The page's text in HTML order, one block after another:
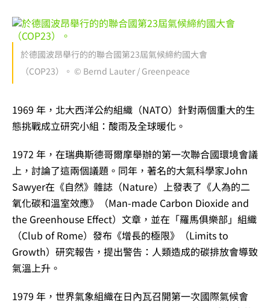
於德國波昂舉行的的聯合國第23屆氣候締約國大會
（COP23）。 © Bernd Lauter / Greenpeace
1969 年，北大西洋公約組織（NATO）針對兩個重大的生
態挑戰成立研究小組：酸雨及全球暖化。
1972 年，在瑞典斯德哥爾摩舉辦的第一次聯合國環境會議
上，討論了這兩個議題。同年，著名的大氣科學家John
Sawyer在《自然》雜誌（Nature）上發表了《人為的二
氧化碳和溫室效應》（Man-made Carbon Dioxide and
the Greenhouse Effect）文章，並在「羅馬俱樂部」組織
（Club of Rome）發布《增長的極限》（Limits to
Growth）研究報告，提出警告：人類造成的碳排放會導致
氣溫上升。
1979 年，世界氣象組織在日內瓦召開第一次國際氣候會